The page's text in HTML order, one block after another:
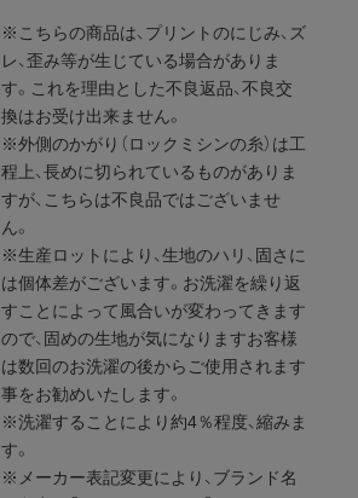
※こちらの商品は、プリントのにじみ、ズ
レ、歪み等が生じている場合がありま
す。これを理由とした不良返品、不良交
換はお受け出来ません。
※外側のかがり（ロックミシンの糸）は工
程上、長めに切られているものがありま
すが、こちらは不良品ではございませ
ん。
※生産ロットにより、生地のハリ、固さに
は個体差がございます。お洗濯を繰り返
すことによって風合いが変わってきます
ので、固めの生地が気になりますお客様
は数回のお洗濯の後からご使用されます
事をお勧めいたします。
※洗濯することにより約4％程度、縮みま
す。
※メーカー表記変更により、ブランド名